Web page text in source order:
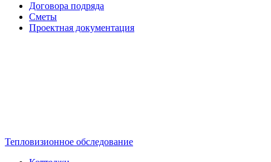
Договора подряда
Сметы
Проектная документация
Тепловизионное обследование